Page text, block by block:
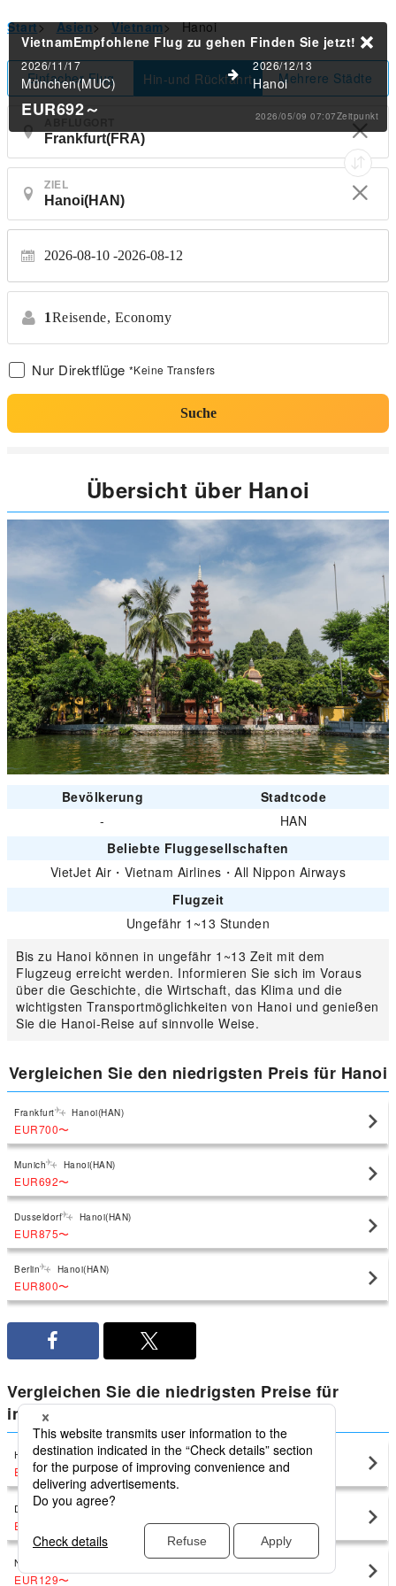
Start> Asien> Vietnam> Hanoi
Einfacher Flug Hin-und Rückfahrt Mehrere Städte
ZIEL
2026-08-10 2026-08-12
1Reisende, Economy
Nur Direktflüge *Keine Transfers
Suche
VietnamEmpfohlene Flug zu gehen Finden Sie jetzt!
2026/11/17
München(MUC)
2026/12/13
Hanoi
EUR692～ 2026/05/09 07:07Zeitpunkt
Übersicht über Hanoi
Bevölkerung
Stadtcode
-
HAN
Beliebte Fluggesellschaften
VietJet Air ・ Vietnam Airlines ・All Nippon Airways
Flugzeit
Ungefähr 1~13 Stunden
Bis zu Hanoi können in ungefähr 1~13 Zeit mit dem
Flugzeug erreicht werden. Informieren Sie sich im Voraus
über die Geschichte, die Wirtschaft, das Klima und die
wichtigsten Transportmöglichkeiten von Hanoi und genießen
Sie die Hanoi-Reise auf sinnvolle Weise.
Vergleichen Sie den niedrigsten Preis für Hanoi
Frankfurt Hanoi(HAN)
EUR700〜
Munich Hanoi(HAN)
EUR692〜
Dusseldorf Hanoi(HAN)
EUR875〜
Berlin Hanoi(HAN)
EUR800〜
Vergleichen Sie die niedrigsten Preise für
inländische Vietnam von Hanoi
Ho Chi Minh Stadt Hanoi(HAN)
EUR88 〜
Da Nang Hanoi(HAN)
EUR111
Nha Trang
EUR129〜